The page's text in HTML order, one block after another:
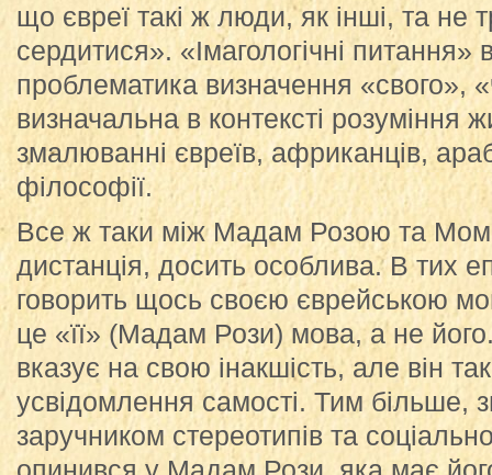
що євреї такі ж люди, як інші, та не
сердитися». «Імагологічні питання»
проблематика визначення «свого»,
визначальна в контексті розуміння
змалюванні євреїв, африканців,
філософії.
Все ж таки між Мадам Розою та
дистанція, досить особлива. В тих
говорить щось своєю єврейською
це «її» (Мадам Рози) мова, а не
вказує на свою інакшість, але він
усвідомлення самості. Тим більше,
заручником стереотипів та